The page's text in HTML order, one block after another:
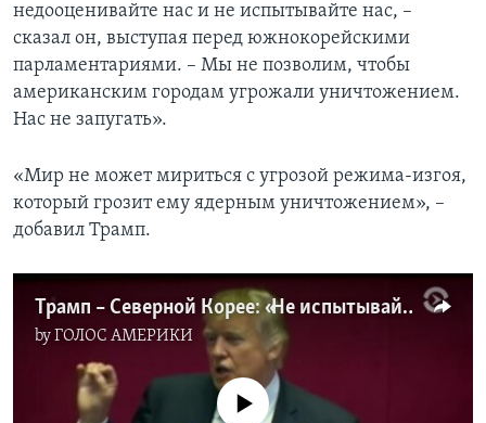
недооценивайте нас и не испытывайте нас, –
сказал он, выступая перед южнокорейскими
парламентариями. – Мы не позволим, чтобы
американским городам угрожали уничтожением.
Нас не запугать».
«Мир не может мириться с угрозой режима-изгоя,
который грозит ему ядерным уничтожением», –
добавил Трамп.
Трамп – Северной Корее: «Не испытывайте нас»
byГОЛОС АМЕРИКИ
No media source currently available